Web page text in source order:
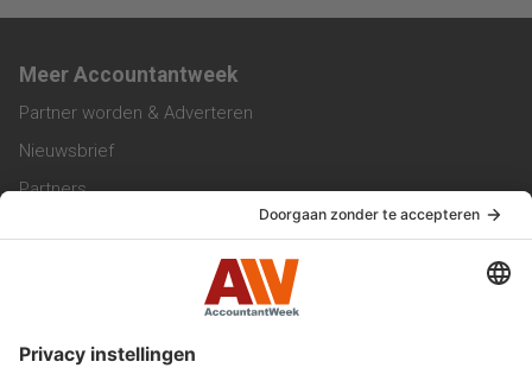
Meer Accountantweek
Partner worden & Adverteren
Nieuwsbrief
Partners